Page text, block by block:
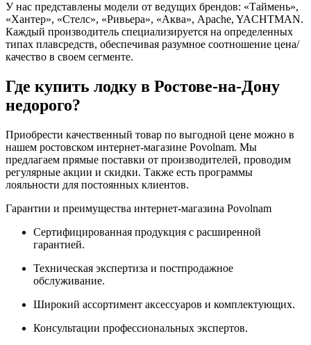
У нас представлены модели от ведущих брендов: «Таймень»,
«Хантер», «Стелс», «Ривьера», «Аква», Apache, YACHTMAN.
Каждый производитель специализируется на определенных
типах плавсредств, обеспечивая разумное соотношение цена/
качество в своем сегменте.
Где купить лодку в Ростове-на-Дону
недорого?
Приобрести качественный товар по выгодной цене можно в
нашем ростовском интернет-магазине Povolnam. Мы
предлагаем прямые поставки от производителей, проводим
регулярные акции и скидки. Также есть программы
лояльности для постоянных клиентов.
Гарантии и преимущества интернет-магазина Povolnam
Сертифицированная продукция с расширенной
гарантией.
Техническая экспертиза и постпродажное
обслуживание.
Широкий ассортимент аксессуаров и комплектующих.
Консультации профессиональных экспертов.